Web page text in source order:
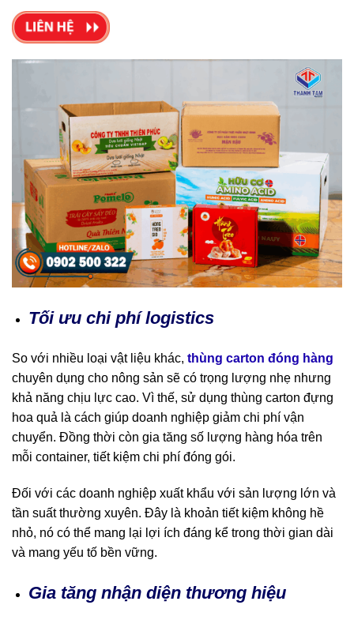
Tối ưu chi phí logistics
So với nhiều loại vật liệu khác, thùng carton đóng hàng
chuyên dụng cho nông sản sẽ có trọng lượng nhẹ nhưng
khả năng chịu lực cao. Vì thế, sử dụng thùng carton đựng
hoa quả là cách giúp doanh nghiệp giảm chi phí vận
chuyển. Đồng thời còn gia tăng số lượng hàng hóa trên
mỗi container, tiết kiệm chi phí đóng gói.
Đối với các doanh nghiệp xuất khẩu với sản lượng lớn và
tần suất thường xuyên. Đây là khoản tiết kiệm không hề
nhỏ, nó có thể mang lại lợi ích đáng kể trong thời gian dài
và mang yếu tố bền vững.
Gia tăng nhận diện thương hiệu